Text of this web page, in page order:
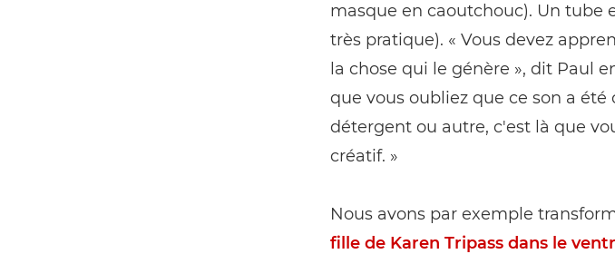
masque en caoutchouc). Un tube
très pratique). « Vous devez
la chose qui le génère », dit Paul
que vous oubliez que ce son a
détergent ou autre, c'est là que
créatif. »
Nous avons par exemple
fille de Karen Tripass dans le